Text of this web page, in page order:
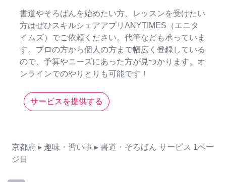
書道やそろばんを始めたい方、レッスンを受けたい
方はぜひスキルシェアアプリANYTIMES（エニタ
イムズ）でご依頼ください。代筆なども承っていま
す。プロの方から個人の方まで幅広く登録している
ので、予算やニーズにあった方が見つかります。オ
ンラインでのやりとりも可能です！
サービスを提供する
京都府 ▸ 趣味・習い事 ▸ 書道・そろばん サービス 1ペー
ジ目